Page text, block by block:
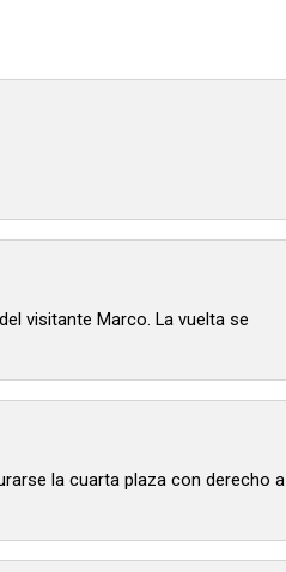
visitante Marco. La vuelta se
la cuarta plaza con derecho a